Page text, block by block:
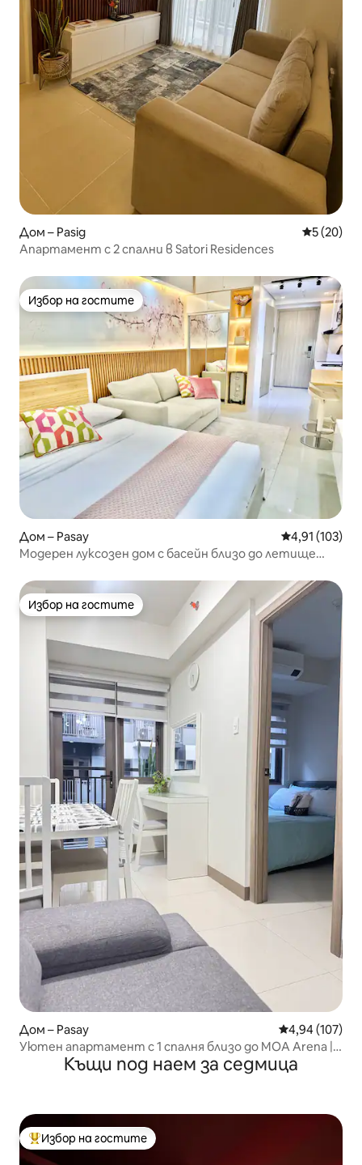
Дом – Pasig Средна
5 (20)
Апартамент с 2 спални в Satori Residences
Избор на гостите
Избор на гостите
Дом – Pasay Средна
4,91 (103)
Модерен луксозен дом с басейн близо до летище
Избор на гостите
Избор на гостите
Дом – Pasay Средна
4,94 (107)
Уютен апартамент с 1 спалня близо до MOA Arena |
NAIA | Подходящ за работа от вкъщи
Къщи под наем за седмица
Най-популярен избор на гостите
Избор на гостите